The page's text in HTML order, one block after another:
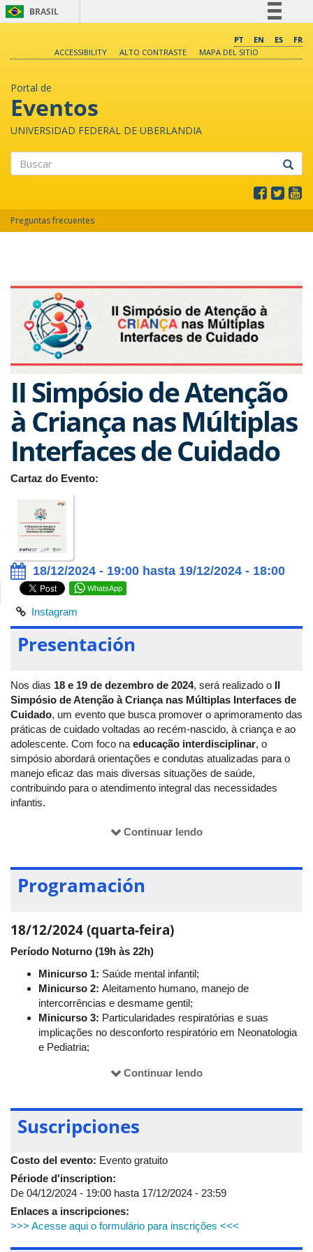
BRASIL
Comunica BR
PT EN ES
FR
ACCESSIBILITY
ALTO CONTRASTE MAPA DEL SITIO
Portal de
Eventos
UNIVERSIDAD FEDERAL DE UBERLANDIA
Preguntas frecuentes
II Simpósio de Atenção
à Criança nas Múltiplas
Interfaces de Cuidado
Cartaz do Evento:
18/12/2024 - 19:00 hasta 19/12/2024 - 18:00
WhatsApp
Instagram
Presentación
Nos dias 18 e 19 de dezembro de 2024, será realizado o
Simpósio de Atenção à Criança nas Múltiplas Interfaces de
Cuidado, um evento que busca promover o aprimoramento das
práticas de cuidado voltadas ao recém-nascido, à criança e ao
adolescente. Com foco naeducação interdisciplinar, o
simpósio abordará orientações e condutas atualizadas para o
manejo eficaz das mais diversas situações de saúde,
contribuindo para o atendimento integral das necessidades
infantis.
Pró-Reitoria de Extensão e Cultura
Acadêmica de Enfermagem em Neonatologia e Pediatria
(Laenp), o evento reunirá especialistas renomados, palestras
dinâmicas e minicursos interativos. Não perca a oportunidade
prática profissional!
Continuar lendo
Programación
18/12/2024 (quarta-feira)
Período Noturno (19h às 22h)
Minicurso 1: Saúde mental infantil;
Minicurso 2: Aleitamento humano, manejo de
intercorrências e desmame gentil;
Minicurso 3: Particularidades respiratórias e suas
implicações no desconforto respiratório em Neonatologia
e Pediatria;
para promover hábitos saudáveis (ministrado por
19/12/2024 (quinta-feira)
Período da Manhã
7h às 8h:Credenciamento;
8h30 às 10h:Mesa-Redonda 1: Cuidado centrado na
criança, adolescente e família – atuação interprofissional
e experiência da família;
10h30 às 11h15:Palestra 1: Introdução alimentar e
alimentação do lactente até 1 ano de idade;
Continuar lendo
Suscripciones
Costo del evento: Evento gratuito
Période d'inscription:
De 04/12/2024 - 19:00 hasta 17/12/2024 - 23:59
Enlaces a inscripciones:
>>> Acesse aqui o formulário para inscrições <<<